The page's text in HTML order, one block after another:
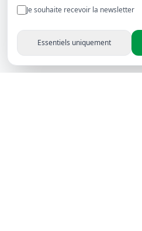
Je souhaite recevoir la newsletter
Essentiels uniquement